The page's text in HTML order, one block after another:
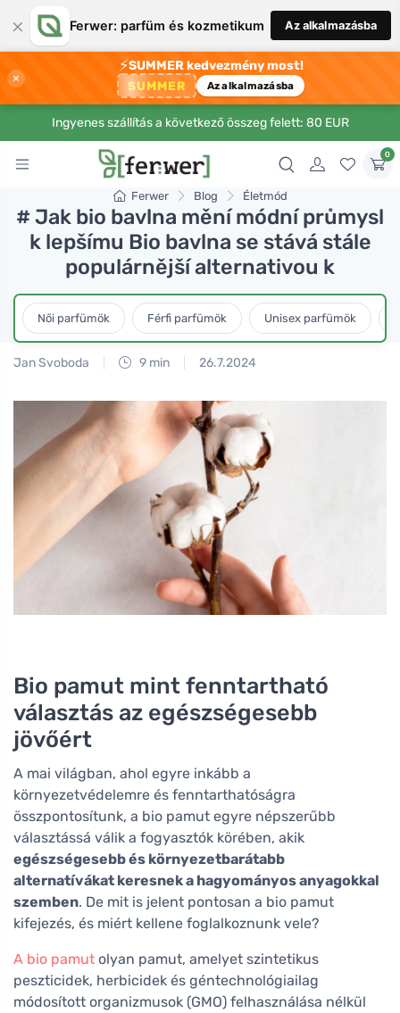
× Ferwer: parfüm és kozmetikum Az alkalmazásba
×
⚡SUMMER kedvezmény most!
SUMMER Az alkalmazásba
Ingyenes szállítás a következő összeg felett: 80 EUR
0
Ferwer Blog Életmód
# Jak bio bavlna mění módní průmysl
k lepšímu Bio bavlna se stává stále
populárnější alternativou k
Női parfümök Férfi parfümök Unisex parfümök
Jan Svoboda 9 min 26.7.2024
Bio pamut mint fenntartható
választás az egészségesebb
jövőért
A mai világban, ahol egyre inkább a
környezetvédelemre és fenntarthatóságra
összpontosítunk, a bio pamut egyre népszerűbb
választássá válik a fogyasztók körében, akik
egészségesebb és környezetbarátabb
alternatívákat keresnek a hagyományos anyagokkal
szemben. De mit is jelent pontosan a bio pamut
kifejezés, és miért kellene foglalkoznunk vele?
A bio pamut olyan pamut, amelyet szintetikus
peszticidek, herbicidek és géntechnológiailag
módosított organizmusok (GMO) felhasználása nélkül